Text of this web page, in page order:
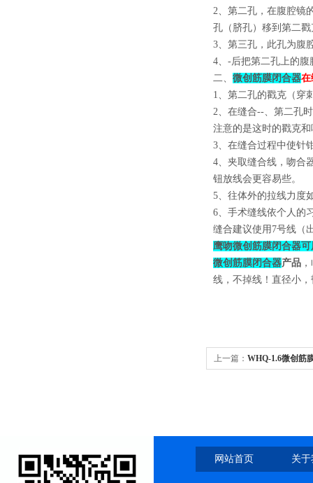
2、第二孔，在腹腔镜
孔（脐孔）移到第二
3、第三孔，此孔为腹
4、-后把第二孔上的
二、 微创筋膜闭合器在
1、第二孔的戳克（穿
2、在缝合--、第二孔
注意的是这时的戳克
3、在缝合过程中使针
4、夹取缝合线，吻合
钮放线会更容易些。
5、往体外的拉线力度
6、手术缝线依个人的
缝合建议使用7号线（
鹰吻微创筋膜闭合器
微创筋膜闭合器产品
线，不掉线！直径小
上一篇： WHQ-1.6微创筋
网站首页 关